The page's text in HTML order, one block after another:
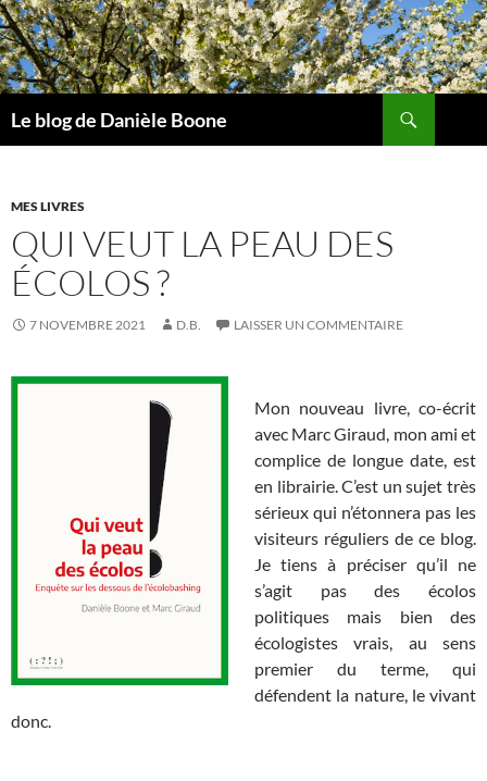
Aller
au
contenu
Le blog de Danièle Boone
MES LIVRES
QUI VEUT LA PEAU DES
ÉCOLOS ?
7 NOVEMBRE 2021 D.B. LAISSER UN COMMENTAIRE
Mon nouveau livre, co-écrit
avec Marc Giraud, mon ami et
complice de longue date, est
en librairie. C’est un sujet très
sérieux qui n’étonnera pas les
visiteurs réguliers de ce blog.
Je tiens à préciser qu’il ne
s’agit pas des écolos
politiques mais bien des
écologistes vrais, au sens
premier du terme, qui
défendent la nature, le vivant
donc.